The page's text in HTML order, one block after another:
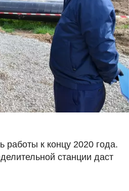
работы к концу 2020 года.
станции даст